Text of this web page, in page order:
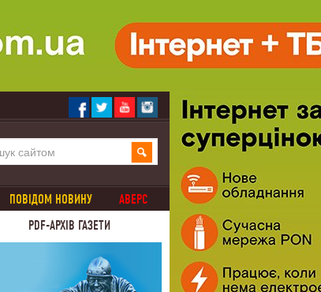
ПОВІДОМ НОВИНУ
АВЕРС
PDF-АРХІВ ГАЗЕТИ